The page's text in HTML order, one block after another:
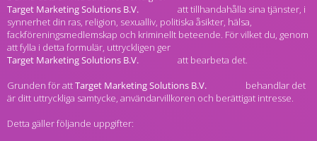
att tillhandahålla sina tjänster, i
synnerhet din ras, religion, sexualliv, politiska åsikter, hälsa,
fackföreningsmedlemskap och kriminellt beteende. För vilket du, genom
att fylla i detta formulär, uttryckligen ger
att bearbeta det.
Grunden för att
behandlar det
är ditt uttryckliga samtycke, användarvillkoren och berättigat intresse.
Detta gäller följande uppgifter: